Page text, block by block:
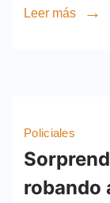
Leer más
Policiales
robando